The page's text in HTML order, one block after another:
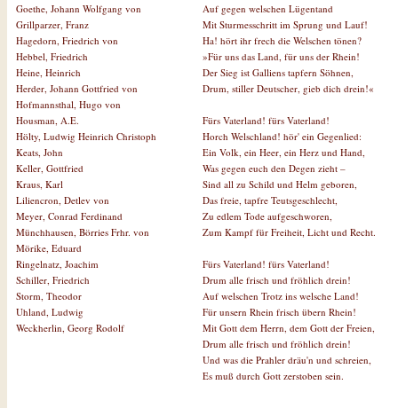
Goethe, Johann Wolfgang von
Grillparzer, Franz
Hagedorn, Friedrich von
Hebbel, Friedrich
Heine, Heinrich
Herder, Johann Gottfried von
Hofmannsthal, Hugo von
Housman, A.E.
Hölty, Ludwig Heinrich Christoph
Keats, John
Keller, Gottfried
Kraus, Karl
Liliencron, Detlev von
Meyer, Conrad Ferdinand
Münchhausen, Börries Frhr. von
Mörike, Eduard
Ringelnatz, Joachim
Schiller, Friedrich
Storm, Theodor
Uhland, Ludwig
Weckherlin, Georg Rodolf
Auf gegen welschen Lügentand
Mit Sturmesschritt im Sprung und Lauf!
Ha! hört ihr frech die Welschen tönen?
»Für uns das Land, für uns der Rhein!
Der Sieg ist Galliens tapfern Söhnen,
Drum, stiller Deutscher, gieb dich drein!«
Fürs Vaterland! fürs Vaterland!
Horch Welschland! hör' ein Gegenlied:
Ein Volk, ein Heer, ein Herz und Hand,
Was gegen euch den Degen zieht –
Sind all zu Schild und Helm geboren,
Das freie, tapfre Teutsgeschlecht,
Zu edlem Tode aufgeschworen,
Zum Kampf für Freiheit, Licht und Recht.
Fürs Vaterland! fürs Vaterland!
Drum alle frisch und fröhlich drein!
Auf welschen Trotz ins welsche Land!
Für unsern Rhein frisch übern Rhein!
Mit Gott dem Herrn, dem Gott der Freien,
Drum alle frisch und fröhlich drein!
Und was die Prahler dräu'n und schreien,
Es muß durch Gott zerstoben sein.